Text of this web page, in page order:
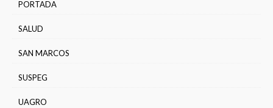
PORTADA
SALUD
SAN MARCOS
SUSPEG
UAGRO